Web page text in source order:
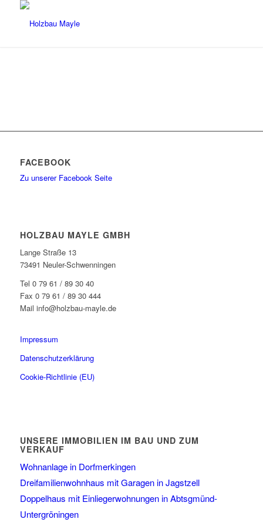
FACEBOOK
Zu unserer Facebook Seite
HOLZBAU MAYLE GMBH
Lange Straße 13
73491 Neuler-Schwenningen
Tel 0 79 61 / 89 30 40
Fax 0 79 61 / 89 30 444
Mail info@holzbau-mayle.de
Impressum
Datenschutzerklärung
Cookie-Richtlinie (EU)
UNSERE IMMOBILIEN IM BAU UND ZUM
VERKAUF
Wohnanlage in Dorfmerkingen
Dreifamilienwohnhaus mit Garagen in Jagstzell
Doppelhaus mit Einliegerwohnungen in Abtsgmünd-
Untergröningen